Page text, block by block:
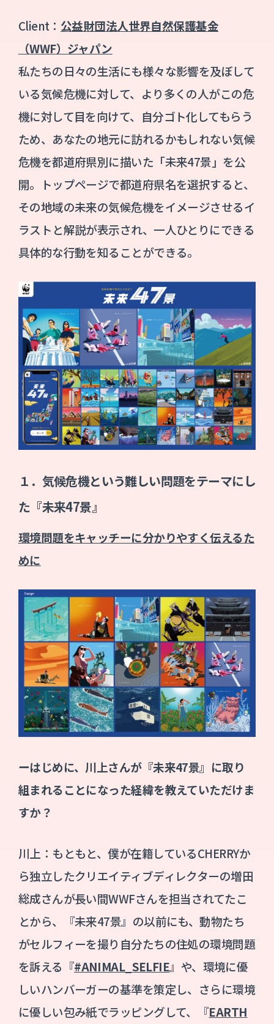
Client： 公益財団法人世界自然保護基金
（WWF）ジャパン
私たちの日々の生活にも様々な影響を及ぼして
いる気候危機に対して、より多くの人がこの危
機に対して目を向けて、自分ゴト化してもらう
ため、あなたの地元に訪れるかもしれない気候
危機を都道府県別に描いた「未来47景」を公
開。トップページで都道府県名を選択すると、
その地域の未来の気候危機をイメージさせるイ
ラストと解説が表示され、一人ひとりにできる
具体的な行動を知ることができる。
１．気候危機という難しい問題をテーマにし
た『未来47景』
環境問題をキャッチーに分かりやすく伝えるた
めに
ーはじめに、川上さんが『未来47景』に取り
組まれることになった経緯を教えていただけま
すか？
川上：もともと、僕が在籍しているCHERRYか
ら独立したクリエイティブディレクターの増田
総成さんが長い間WWFさんを担当されてたこ
とから、『未来47景』の以前にも、動物たち
がセルフィーを撮り自分たちの住処の環境問題
を訴える『#ANIMAL_SELFIE』や、環境に優
しいハンバーガーの基準を策定し、さらに環境
に優しい包み紙でラッピングして、『EARTH